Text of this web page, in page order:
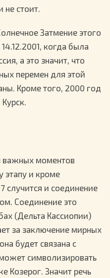
не стоит.
Затмение этого
когда была
а это значит, что
перемен для этой
Кроме того, 2000 год
моментов
этапу и кроме
случится и соединение
Соединение это
(Дельта Кассиопии)
за заключение мирных
будет связана с
символизировать
Козерог. Значит речь